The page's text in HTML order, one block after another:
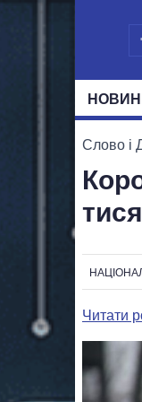
Слово і
Читати